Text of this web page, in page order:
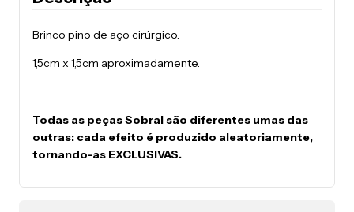
Brinco pino de aço cirúrgico.
1,5cm x 1,5cm aproximadamente.
Todas as peças Sobral são diferentes umas das
outras: cada efeito é produzido aleatoriamente,
tornando-as EXCLUSIVAS.